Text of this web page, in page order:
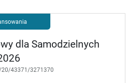
dla Samodzielnych
43371/3271370